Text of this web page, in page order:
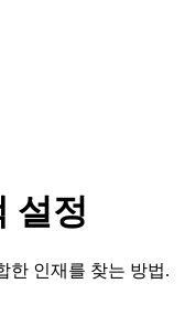
설정
한 인재를 찾는 방법.